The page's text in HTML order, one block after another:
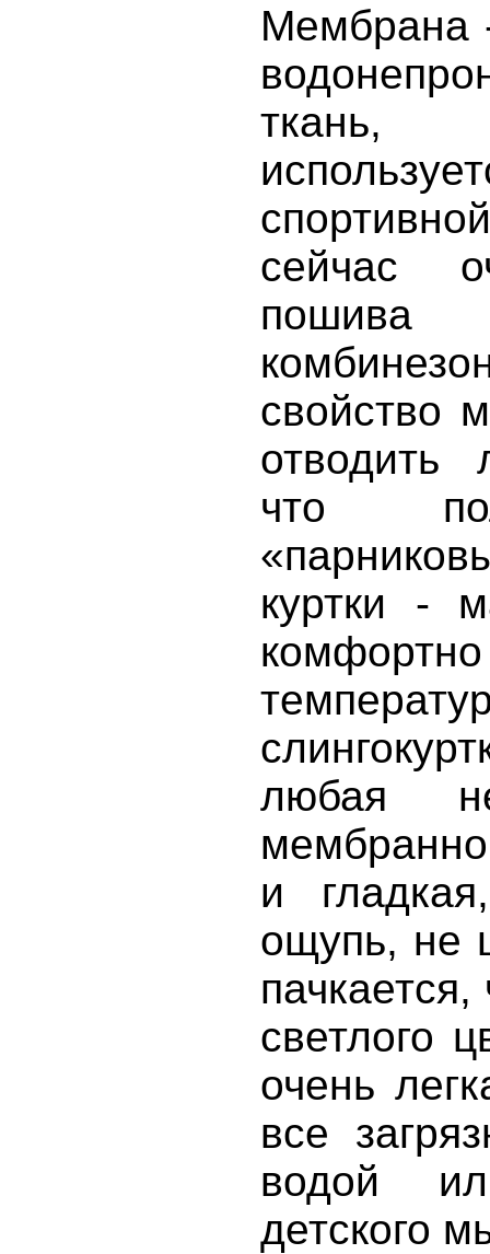
Мембрана
ткань,
сейчас
свойство
отводить
что
куртки -
любая
и
ощупь, не
светлого
очень
все
водой
детского